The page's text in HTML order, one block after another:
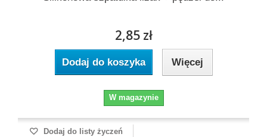
2,85 zł
Dodaj do koszyka Więcej
W magazynie
Dodaj do listy życzeń